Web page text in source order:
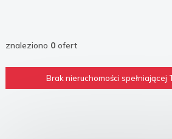
znaleziono 0ofert
Brak nieruchomości spełniającej